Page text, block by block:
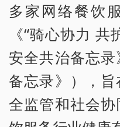
多家网络餐饮
《“骑心协力
安全共治备忘
备忘录》），
全监管和社会